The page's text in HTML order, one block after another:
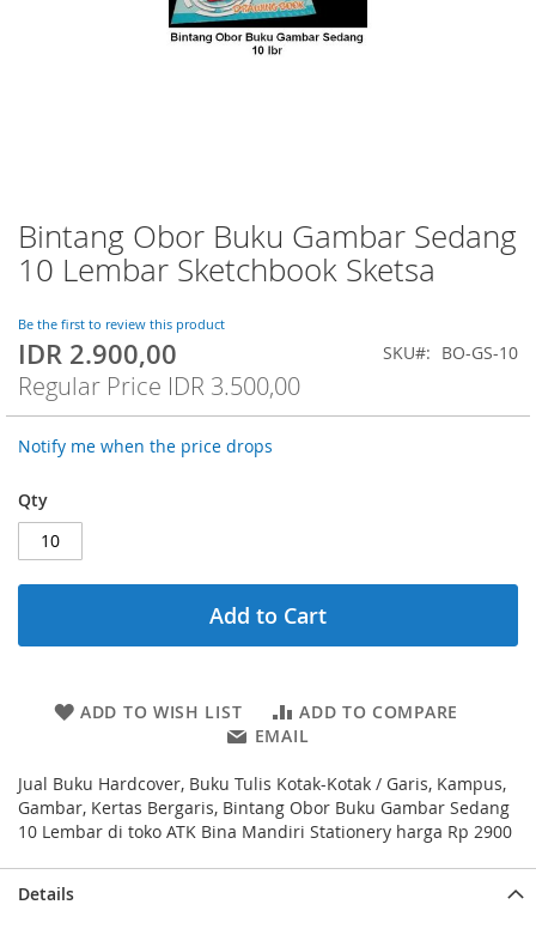
Bintang Obor Buku Gambar Sedang
10 Lembar Sketchbook Sketsa
Be the first to review this product
Special
Price
IDR 2.900,00
Regular Price IDR 3.500,00
SKU BO-GS-10
Notify me when the price drops
Qty
Add to Cart
ADD TO WISH LIST
ADD TO COMPARE
EMAIL
Jual Buku Hardcover, Buku Tulis Kotak-Kotak / Garis, Kampus,
Gambar, Kertas Bergaris, Bintang Obor Buku Gambar Sedang
10 Lembar di toko ATK Bina Mandiri Stationery harga Rp 2900
Skip
to
the
of
the
images
gallery
Details